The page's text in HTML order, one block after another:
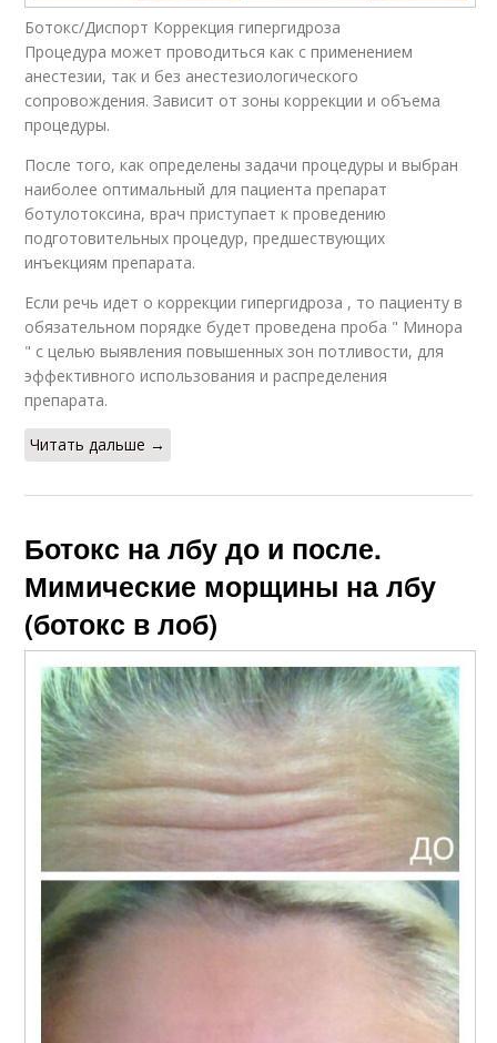
Ботокс/Диспорт Коррекция гипергидроза
Процедура может проводиться как с применением
анестезии, так и без анестезиологического
сопровождения. Зависит от зоны коррекции и объема
процедуры.
После того, как определены задачи процедуры и выбран
наиболее оптимальный для пациента препарат
ботулотоксина, врач приступает к проведению
подготовительных процедур, предшествующих
инъекциям препарата.
Если речь идет о коррекции гипергидроза , то пациенту в
обязательном порядке будет проведена проба " Минора
" с целью выявления повышенных зон потливости, для
эффективного использования и распределения
препарата.
Читать дальше →
Ботокс на лбу до и после.
Мимические морщины на лбу
(ботокс в лоб)